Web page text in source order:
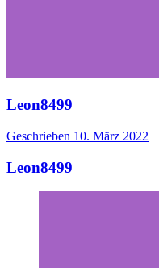
Leon8499
Geschrieben 10. März 2022
Leon8499